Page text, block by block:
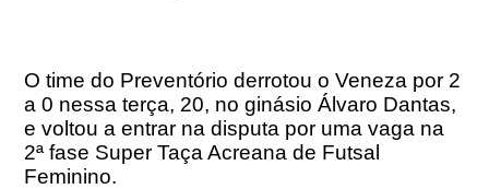
O time do Preventório derrotou o Veneza por 2
a 0 nessa terça, 20, no ginásio Álvaro Dantas,
e voltou a entrar na disputa por uma vaga na
2ª fase Super Taça Acreana de Futsal
Feminino.